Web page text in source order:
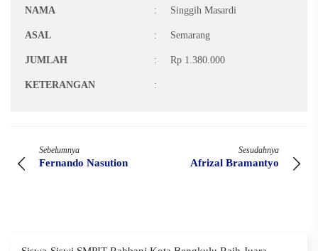
NAMA : Singgih Masardi
ASAL : Semarang
JUMLAH : Rp 1.380.000
KETERANGAN :
Sebelumnya
Fernando Nasution
Sesudahnya
Afrizal Bramantyo